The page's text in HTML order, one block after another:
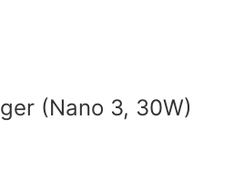
(Nano 3, 30W)